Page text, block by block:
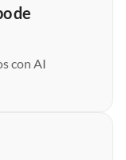
de
con AI